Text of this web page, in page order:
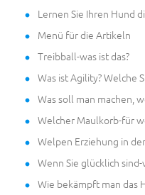
Lernen Sie Ihren Hund
Menü für die Artikeln
Treibball-was ist das?
Was ist Agility? Welche
Was soll man machen,
Welcher Maulkorb-für
Welpen Erziehung in
Wenn Sie glücklich
Wie bekämpft man das